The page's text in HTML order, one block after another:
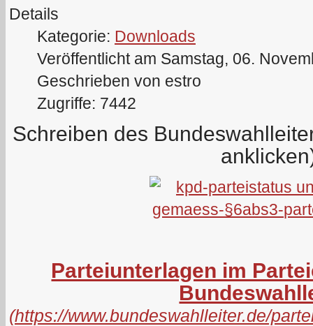
Details
Kategorie: Downloads
Veröffentlicht am Samstag, 06.
Geschrieben von estro
Zugriffe: 7442
Schreiben des
Parteiunterlagen im
(https://www.bundeswahlleiter.de/